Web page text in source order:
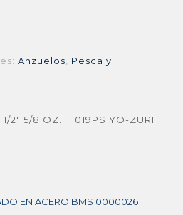
Anzuelos
Pesca y
2″ 5/8 OZ. F1019PS YO-ZURI
EN ACERO BMS 00000261